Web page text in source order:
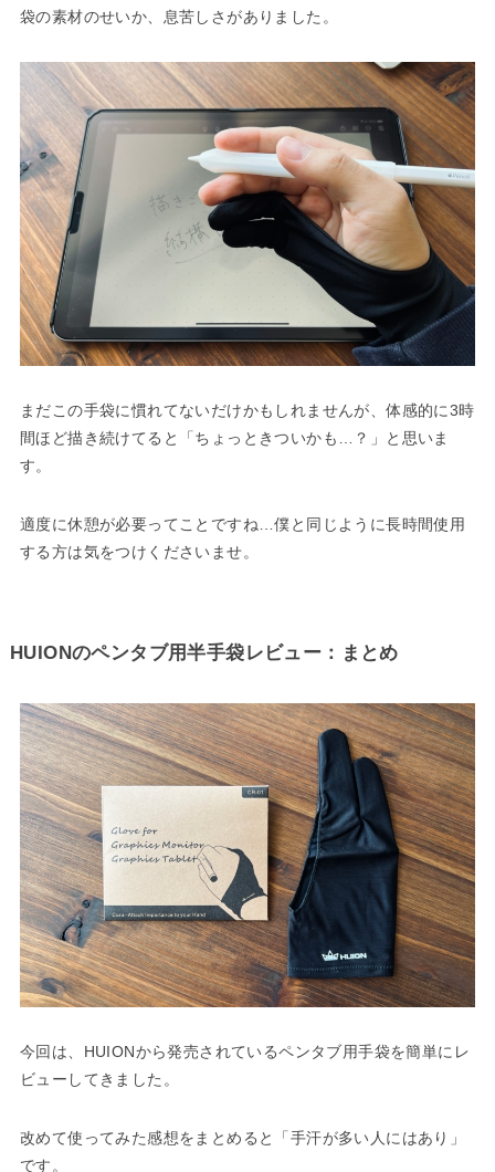
袋の素材のせいか、息苦しさがありました。
まだこの手袋に慣れてないだけかもしれませんが、体感的に3時
間ほど描き続けてると「ちょっときついかも…？」と思いま
す。
適度に休憩が必要ってことですね…僕と同じように長時間使用
する方は気をつけくださいませ。
HUIONのペンタブ用半手袋レビュー：まとめ
今回は、HUIONから発売されているペンタブ用手袋を簡単にレ
ビューしてきました。
改めて使ってみた感想をまとめると「手汗が多い人にはあり」
です。